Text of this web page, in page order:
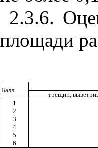
2.3.6.
площади
Балл
трещин,
1
2
3
4
5
6